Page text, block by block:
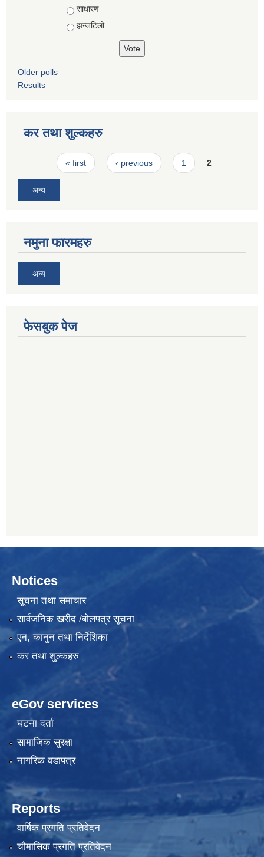
साधारण
झन्जटिलो
Older polls
Results
कर तथा शुल्कहरु
Pages« first ‹ previous 1 2
अन्य
नमुना फारमहरु
अन्य
फेसबुक पेज
Notices
सूचना तथा समाचार
सार्वजनिक खरीद /बोलपत्र सूचना
एन, कानुन तथा निर्देशिका
कर तथा शुल्कहरु
eGov services
घटना दर्ता
सामाजिक सुरक्षा
नागरिक वडापत्र
Reports
वार्षिक प्रगति प्रतिवेदन
चौमासिक प्रगति प्रतिवेदन